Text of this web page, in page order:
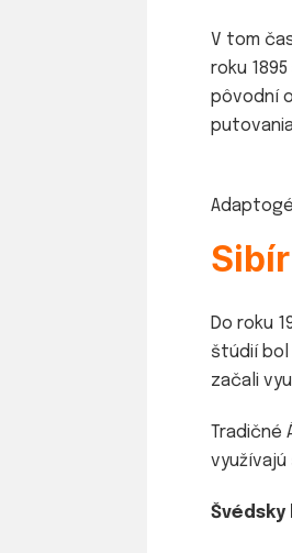
V tom
roku
pôvodní
Do roku
štúdií bol
začali
Tradičné
využívajú